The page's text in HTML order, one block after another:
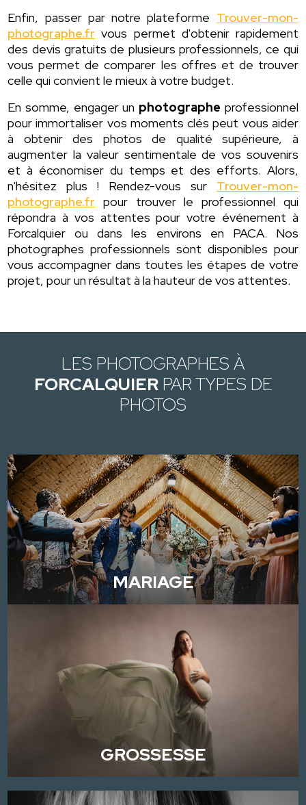
Enfin, passer par notre plateforme Trouver-mon-
photographe.fr vous permet d'obtenir rapidement
des devis gratuits de plusieurs professionnels, ce qui
vous permet de comparer les offres et de trouver
celle qui convient le mieux à votre budget.
En somme, engager un photographe professionnel
pour immortaliser vos moments clés peut vous aider
à obtenir des photos de qualité supérieure, à
augmenter la valeur sentimentale de vos souvenirs
et à économiser du temps et des efforts. Alors,
n'hésitez plus ! Rendez-vous sur Trouver-mon-
photographe.fr pour trouver le professionnel qui
répondra à vos attentes pour votre événement à
Forcalquier ou dans les environs en PACA. Nos
photographes professionnels sont disponibles pour
vous accompagner dans toutes les étapes de votre
projet, pour un résultat à la hauteur de vos attentes.
LES PHOTOGRAPHES À
FORCALQUIERPAR TYPES DE
PHOTOS
MARIAGE
GROSSESSE